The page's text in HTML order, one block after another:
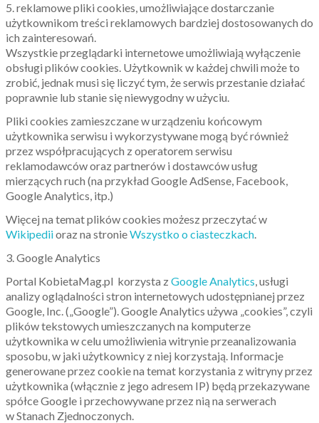
5. reklamowe pliki cookies, umożliwiające dostarczanie
użytkownikom treści reklamowych bardziej dostosowanych do
ich zainteresowań.
Wszystkie przeglądarki internetowe umożliwiają wyłączenie
obsługi plików cookies. Użytkownik w każdej chwili może to
zrobić, jednak musi się liczyć tym, że serwis przestanie działać
poprawnie lub stanie się niewygodny w użyciu.
Pliki cookies zamieszczane w urządzeniu końcowym
użytkownika serwisu i wykorzystywane mogą być również
przez współpracujących z operatorem serwisu
reklamodawców oraz partnerów i dostawców usług
mierzących ruch (na przykład Google AdSense, Facebook,
Google Analytics, itp.)
Więcej na temat plików cookies możesz przeczytać w
Wikipediioraz na stronieWszystko o ciasteczkach.
3. Google Analytics
Portal KobietaMag.pl korzysta zGoogle Analytics, usługi
analizy oglądalności stron internetowych udostępnianej przez
Google, Inc. („Google”). Google Analytics używa „cookies”, czyli
plików tekstowych umieszczanych na komputerze
użytkownika w celu umożliwienia witrynie przeanalizowania
sposobu, w jaki użytkownicy z niej korzystają. Informacje
generowane przez cookie na temat korzystania z witryny przez
użytkownika (włącznie z jego adresem IP) będą przekazywane
spółce Google i przechowywane przez nią na serwerach
w Stanach Zjednoczonych.